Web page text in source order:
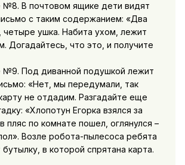
№8. В почтовом ящике дети видят
с таким содержанием: «Два
ушка. Набита ухом, лежит
Догадайтесь, что это, и получите
№9. Под диванной подушкой лежит
«Нет, мы передумали, так
не отдадим. Разгадайте еще
«Хлопотун Егорка взялся за
пляс по комнате пошел, оглянулся –
Возле робота-пылесоса ребята
в которой спрятана карта.